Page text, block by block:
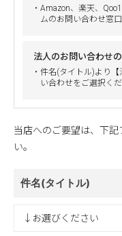
・Amazon、楽天、
ムのお問い合わせ窓
法人のお問い合わせ
・件名(タイトル)より
い合わせをご選択くだ
当店へのご要望は、下
い。
件名(タイトル)